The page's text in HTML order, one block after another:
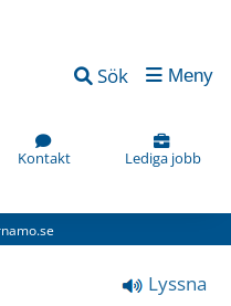
Sök Meny
Kontakt Lediga jobb
Lyssna